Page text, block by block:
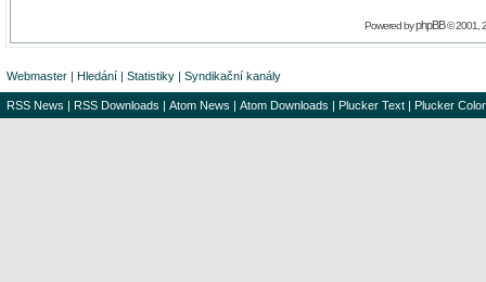
Powered byphpBB© 2001,
Webmaster | Hledání | Statistiky | Syndikační kanály
RSS News | RSS Downloads | Atom News | Atom Downloads | Plucker Text | Plucker Color